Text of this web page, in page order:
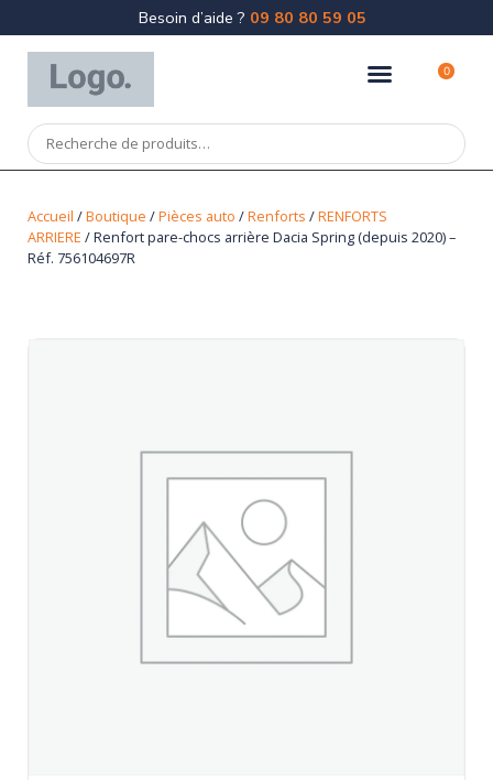
Besoin d’aide ? 09 80 80 59 05
0
Accueil /Boutique /Pièces auto /Renforts /RENFORTS
ARRIERE / Renfort pare-chocs arrière Dacia Spring (depuis 2020) –
Réf. 756104697R